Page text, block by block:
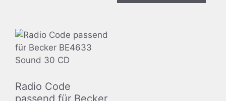
Radio Code
passend für Becker